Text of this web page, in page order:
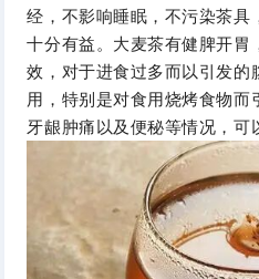
经，不影响睡眠，不污染茶具
十分有益。 大麦茶有健脾开胃
效，对于进食过多而以引发的
用，特别是对食用烧烤食物而
牙龈肿痛以及便秘等情况，可